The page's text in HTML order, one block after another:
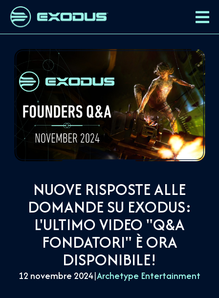
NUOVE RISPOSTE ALLE
DOMANDE SU EXODUS:
L'ULTIMO VIDEO "Q&A
FONDATORI" È ORA
DISPONIBILE!
12 novembre 2024|Archetype Entertainment